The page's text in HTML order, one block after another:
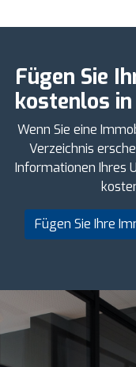
Fügen Sie
kostenlos
Wenn Sie eine
Verzeichnis
Informationen Ihres
Fügen Sie Ihre